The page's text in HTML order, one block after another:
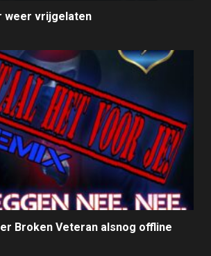
weer vrijgelaten
Broken Veteran alsnog offline